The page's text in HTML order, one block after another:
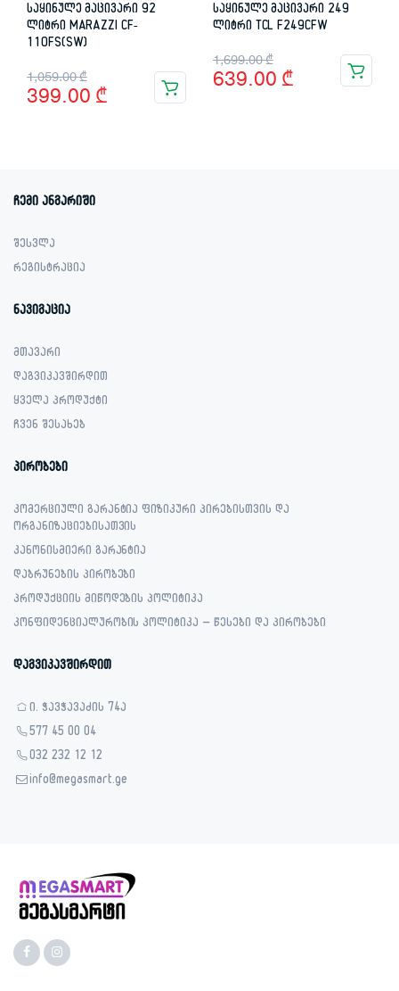
საყინულე მაცივარი 92
ლიტრი MARAZZI CF-
110FS(SW)
1,059.00₾
Original
price
399.00 ₾
Current
price
საყინულე მაცივარი 249
ლიტრი TCL F249CFW
1,699.00₾
Original
price
639.00 ₾
Current
price
ჩემი ანგარიში
შესვლა
რეგისტრაცია
ნავიგაცია
მთავარი
დაგვიკავშირდით
ყველა პროდუქტი
ჩვენ შესახებ
პირობები
კომერციული გარანტია ფიზიკური პირებისთვის და
ორგანიზაციებისათვის
კანონისმიერი გარანტია
დაბრუნების პირობები
პროდუქციის მიწოდების პოლიტიკა
კონფიდენციალურობის პოლიტიკა – წესები და პირობები
დაგვიკავშირდით
ი. ჭავჭავაძის 74ა
577 45 00 04
032 232 12 12
info@megasmart.ge